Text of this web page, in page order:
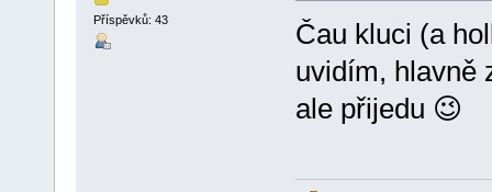
Příspěvků: 43
Čau kluci (a
uvidím, hlavně
ale přijedu 😉